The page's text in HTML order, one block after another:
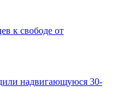
к свободе от
надвигающуюся 30-